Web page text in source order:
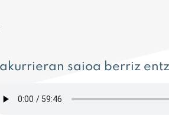
saioa berriz